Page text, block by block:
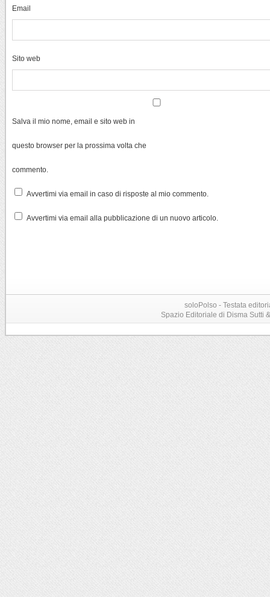
Email
Sito web
Salva il mio nome, email e sito web in
questo browser per la prossima volta che
commento.
Avvertimi via email in caso di risposte al mio commento.
Avvertimi via email alla pubblicazione di un nuovo articolo.
soloPolso - Testata
Spazio Editoriale di Disma Sutti